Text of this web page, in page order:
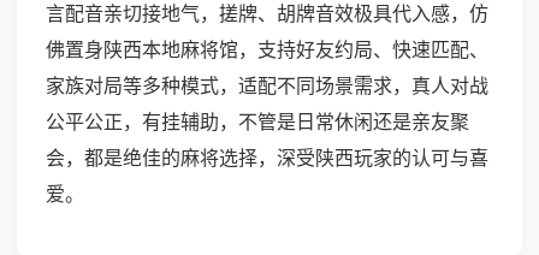
言配音亲切接地气，搓牌、胡牌音效极具代入感，仿
佛置身陕西本地麻将馆，支持好友约局、快速匹配、
家族对局等多种模式，适配不同场景需求，真人对战
公平公正，有挂辅助，不管是日常休闲还是亲友聚
会，都是绝佳的麻将选择，深受陕西玩家的认可与喜
爱。